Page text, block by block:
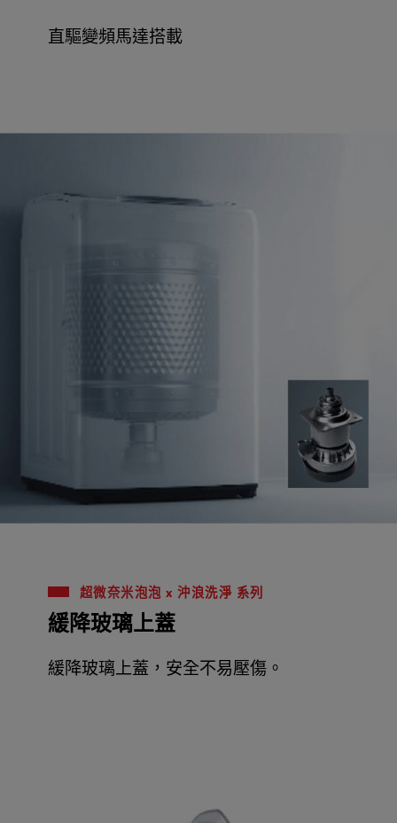
直驅變頻馬達搭載
超微奈米泡泡 x 沖浪洗淨 系列
緩降玻璃上蓋
緩降玻璃上蓋，安全不易壓傷。